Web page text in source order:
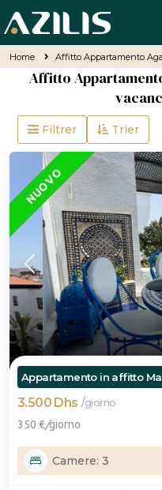
Home Affitto Appartamento
Affitto
Filtrer Trier
IN PRIMO PIANO
NUOVO
Appartamento in affitto
3.500 Dhs /giorno
350 €/giorno
Camere: 3